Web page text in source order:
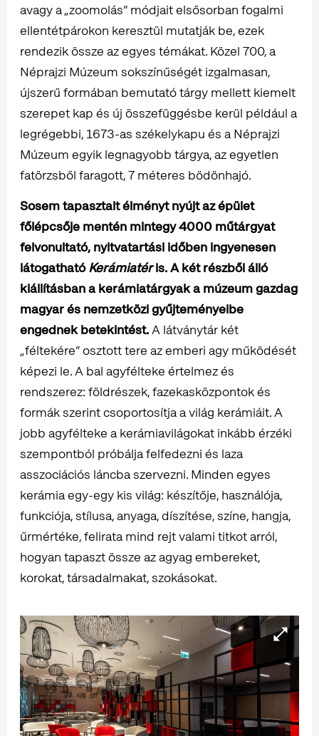
avagy a „zoomolás” módjait elsősorban fogalmi
ellentétpárokon keresztül mutatják be, ezek
rendezik össze az egyes témákat. Közel 700, a
Néprajzi Múzeum sokszínűségét izgalmasan,
újszerű formában bemutató tárgy mellett kiemelt
szerepet kap és új összefüggésbe kerül például a
legrégebbi, 1673-as székelykapu és a Néprajzi
Múzeum egyik legnagyobb tárgya, az egyetlen
fatörzsből faragott, 7 méteres bödönhajó.
Sosem tapasztalt élményt nyújt az épület
főlépcsője mentén mintegy 4000 műtárgyat
felvonultató, nyitvatartási időben ingyenesen
látogathatóKerámiatéris.A két részből álló
kiállításban a kerámiatárgyak a múzeum gazdag
magyar és nemzetközi gyűjteményeibe
engednek betekintést.A látványtár két
„féltekére” osztott tere az emberi agy működését
képezi le. A bal agyfélteke értelmez és
rendszerez: földrészek, fazekasközpontok és
formák szerint csoportosítja a világ kerámiáit. A
jobb agyfélteke a kerámiavilágokat inkább érzéki
szempontból próbálja felfedezni és laza
asszociációs láncba szervezni. Minden egyes
kerámia egy-egy kis világ: készítője, használója,
funkciója, stílusa, anyaga, díszítése, színe, hangja,
űrmértéke, felirata mind rejt valami titkot arról,
hogyan tapaszt össze az agyag embereket,
korokat, társadalmakat, szokásokat.